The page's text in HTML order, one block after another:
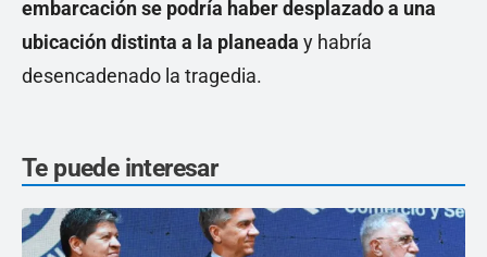
embarcación se podría haber desplazado a una
ubicación distinta a la planeada y habría
desencadenado la tragedia.
Te puede interesar